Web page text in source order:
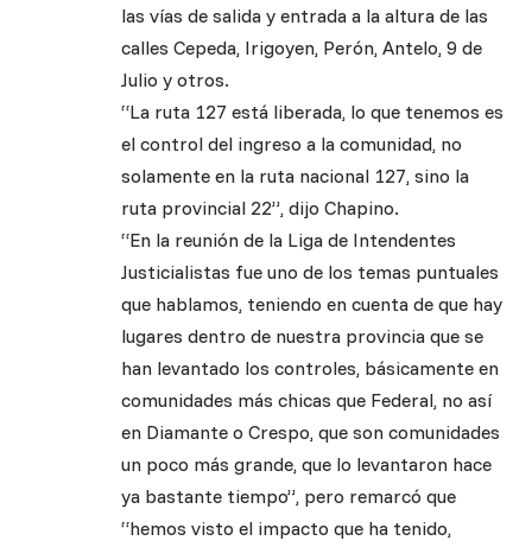
las vías de salida y entrada a la altura de las
calles Cepeda, Irigoyen, Perón, Antelo, 9 de
Julio y otros.
“La ruta 127 está liberada, lo que tenemos es
el control del ingreso a la comunidad, no
solamente en la ruta nacional 127, sino la
ruta provincial 22”, dijo Chapino.
“En la reunión de la Liga de Intendentes
Justicialistas fue uno de los temas puntuales
que hablamos, teniendo en cuenta de que hay
lugares dentro de nuestra provincia que se
han levantado los controles, básicamente en
comunidades más chicas que Federal, no así
en Diamante o Crespo, que son comunidades
un poco más grande, que lo levantaron hace
ya bastante tiempo”, pero remarcó que
“hemos visto el impacto que ha tenido,